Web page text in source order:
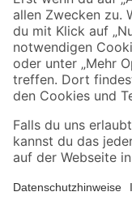
Jetzt die toom-App
Alle Preisangaben in EUR inkl.
Umständen nicht in allen
Produkte nur solange der Vorrat
*Paketversand ab 59 €